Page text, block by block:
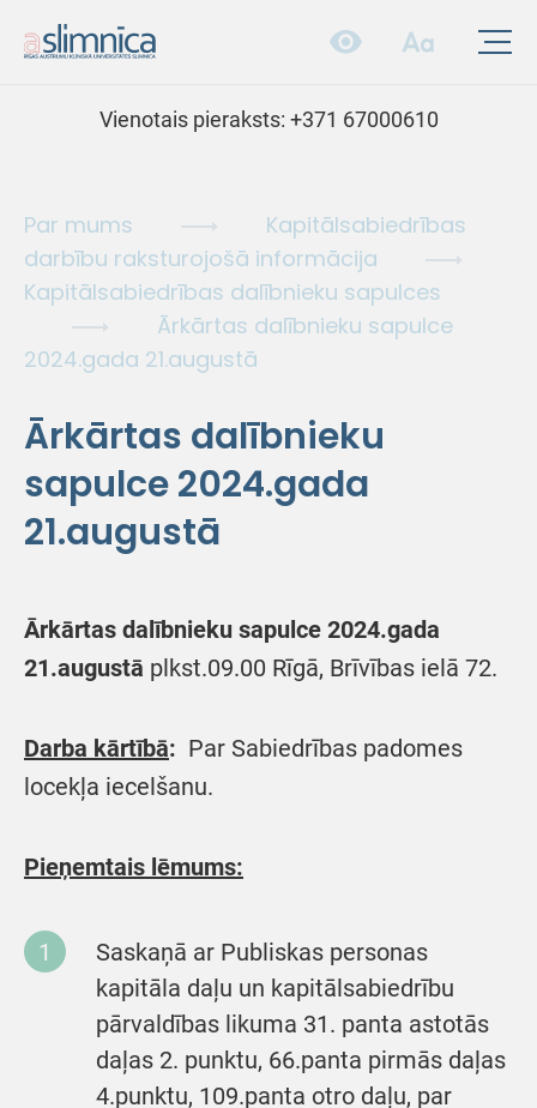
Vienotais pieraksts: +371 67000610
Par mums
Kapitālsabiedrības
darbību raksturojošā informācija
Kapitālsabiedrības dalībnieku sapulces
Ārkārtas dalībnieku sapulce
2024.gada 21.augustā
Ārkārtas dalībnieku
sapulce 2024.gada
21.augustā
Ārkārtas dalībnieku sapulce 2024.gada
21.augustā plkst.09.00 Rīgā, Brīvības ielā 72.
Darba kārtībā: Par Sabiedrības padomes
locekļa iecelšanu.
Pieņemtais lēmums:
Saskaņā ar Publiskas personas
kapitāla daļu un kapitālsabiedrību
pārvaldības likuma 31. panta astotās
daļas 2. punktu, 66.panta pirmās daļas
4.punktu, 109.panta otro daļu, par